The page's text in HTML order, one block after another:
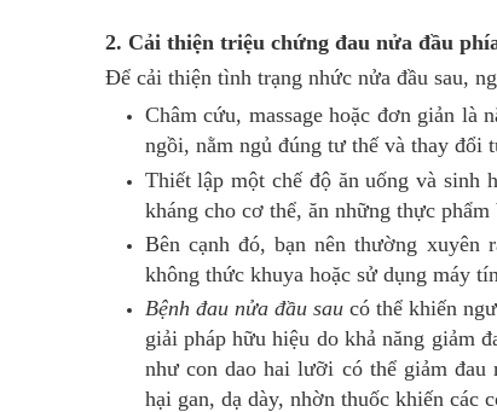
2. Cải thiện triệu chứng đau nửa đầu
Để cải thiện tình trạng nhức nửa đầu sau,
Châm cứu, massage hoặc đơn giản là
ngồi, nằm ngủ đúng tư thế và thay đổi
Thiết lập một chế độ ăn uống và sinh
kháng cho cơ thể, ăn những thực
Bên cạnh đó, bạn nên thường xuyên
không thức khuya hoặc sử dụng máy
Bệnh đau nửa đầu saucó thể khiến
giải pháp hữu hiệu do khả năng giảm
như con dao hai lưỡi có thể giảm
hại gan, dạ dày, nhờn thuốc khiến các